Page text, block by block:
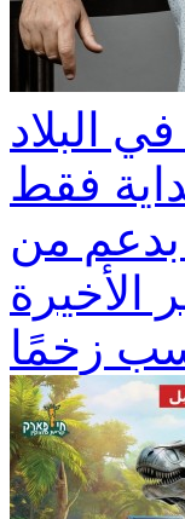
البلاد
بدعم من
زخمًا